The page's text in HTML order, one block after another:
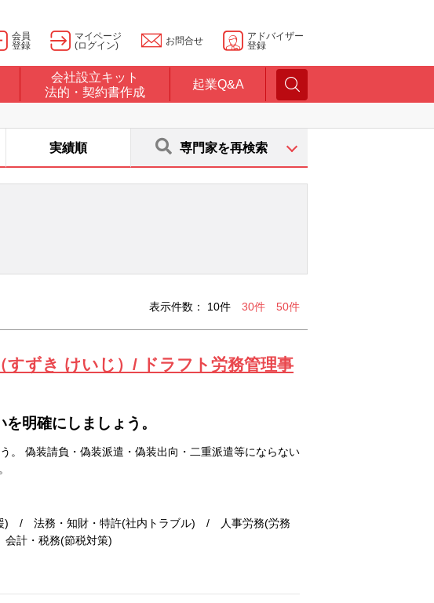
会員
登録
マイページ
(ログイン)
お問合せ
アドバイザー
登録
会社設立キット
法的・契約書作成
起業Q&A
実績順 専門家を再検索
表示件数： 10件 30件 50件
すずき けいじ）/ ドラフト労務管理事
明確にしましょう。
。 偽装請負・偽装派遣・偽装出向・二重派遣等にならない
援) / 法務・知財・特許(社内トラブル) / 人事労務(労務
計・税務(節税対策)